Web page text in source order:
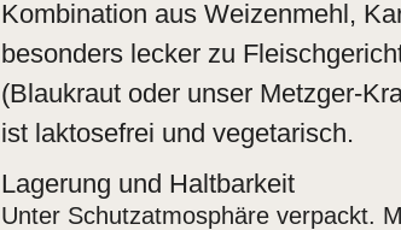
Kombination aus Weizenmehl,
besonders lecker zu
(Blaukraut oder unser Metzger-
ist laktosefrei und vegetarisch.
Lagerung und Haltbarkeit
Unter Schutzatmosphäre verpackt.